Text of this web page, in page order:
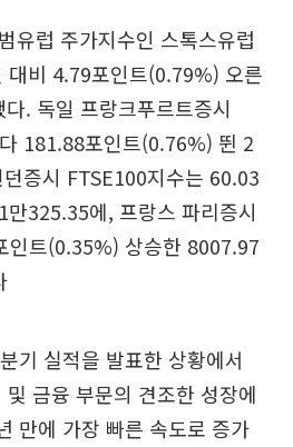
유럽 주가지수인 스톡스유럽
대비 4.79포인트(0.79%) 오른
. 독일 프랑크푸르트증시
181.88포인트(0.76%) 뛴 2
증시 FTSE100지수는 60.03
325.35에, 프랑스 파리증시
인트(0.35%) 상승한 8007.97
기 실적을 발표한 상황에서
금융 부문의 견조한 성장에
만에 가장 빠른 속도로 증가